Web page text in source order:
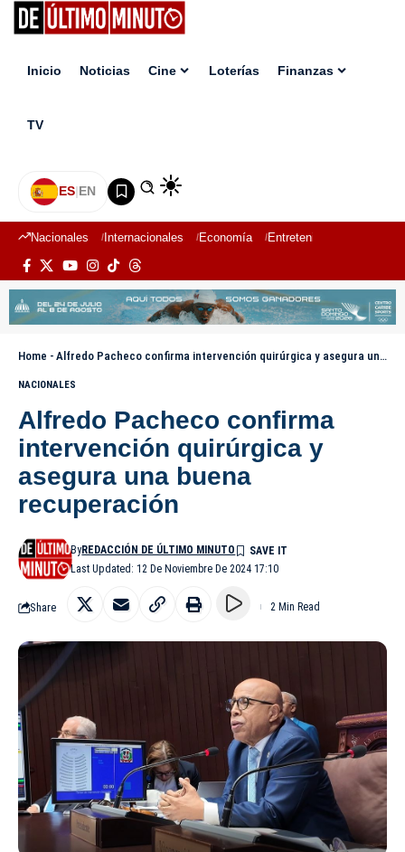
Inicio Noticias Cine Loterías Finanzas
TV
ES|EN
Nacionales Internacionales Economía Entretenimiento
Home - Alfredo Pacheco confirma intervención quirúrgica y asegura una buena recuperación
NACIONALES
Alfredo Pacheco confirma
intervención quirúrgica y
asegura una buena
recuperación
Last Updated: 12 De Noviembre De 2024 17:10
ByREDACCIÓN DE ÚLTIMO MINUTO
Share 2 Min Read